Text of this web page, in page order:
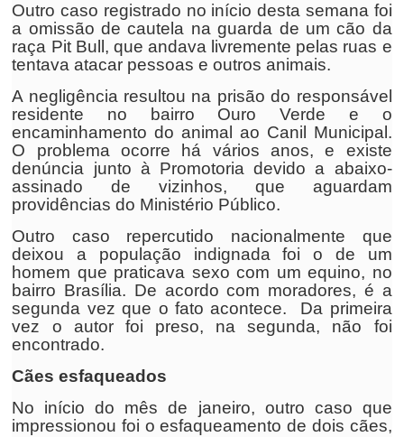
Outro caso registrado no início desta semana foi
a omissão de cautela na guarda de um cão da
raça Pit Bull, que andava livremente pelas ruas e
tentava atacar pessoas e outros animais.
A negligência resultou na prisão do responsável
residente no bairro Ouro Verde e o
encaminhamento do animal ao Canil Municipal.
O problema ocorre há vários anos, e existe
denúncia junto à Promotoria devido a abaixo-
assinado de vizinhos, que aguardam
providências do Ministério Público.
Outro caso repercutido nacionalmente que
deixou a população indignada foi o de um
homem que praticava sexo com um equino, no
bairro Brasília. De acordo com moradores, é a
segunda vez que o fato acontece. Da primeira
vez o autor foi preso, na segunda, não foi
encontrado.
Cães esfaqueados
No início do mês de janeiro, outro caso que
impressionou foi o esfaqueamento de dois cães,